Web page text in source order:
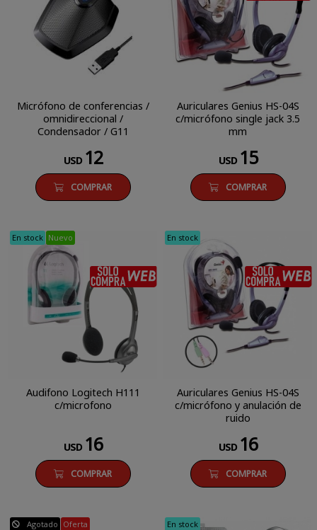
Micrófono de conferencias /
omnidireccional /
Condensador / G11
USD 12
COMPRAR
Auriculares Genius HS-04S
c/micrófono single jack 3.5
mm
USD 15
COMPRAR
En stock
SÓLO COMPRA WEB
Nuevo
Audifono Logitech H111
c/microfono
USD 16
COMPRAR
En stock
Auriculares Genius HS-04S
c/micrófono y anulación de
ruido
USD 16
COMPRAR
Agotado Oferta En stock